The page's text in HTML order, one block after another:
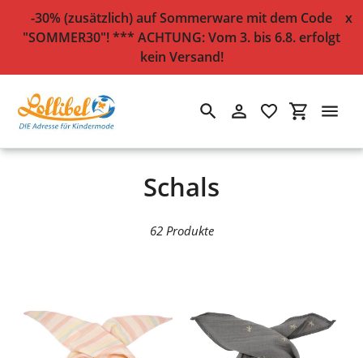
zum
-30% (zusätzlich) auf Sommerware mit dem Code
"SOMMER30"! *** ACHTUNG: Vom 3. bis 6.8. erfolgt
kein Versand!
x
SuchenEinloggen
Startseite › Schals
S
m
l
u
Schals
62 Produkte